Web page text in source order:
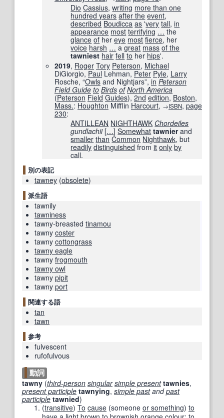
Dio Cassius,writing more than one
hundred years after the event,
described Boudicca as 'very tall,in
appearance most terrifying … the
glance of hereye most fierce, her
voice harsh … agreat mass of the
tawniest hair fell to her hips'.
2019, Roger Tory Peterson, Michael
DiGiorgio, Paul Lehman, Peter Pyle, Larry
Rosche, “Owls and Nightjars”, in Peterson
Field Guide to Birds of North America
(Peterson Field Guides), 2nd edition, Boston,
Mass.: Houghton Mifflin Harcourt, →ISBN, page
230:
ANTILLEAN NIGHTHAWK Chordeiles
gundlachii […] Somewhat tawnierand
smaller than Common Nighthawk, but
readily distinguished fromit only by
call.
別の表記
tawney (obsolete)
派生語
tawnily
tawniness
tawny-breasted tinamou
tawny coster
tawny cottongrass
tawny eagle
tawny frogmouth
tawny owl
tawny pipit
tawny port
関連する語
tan
tawn
参考
fulvescent
rufofulvous
動詞
tawny (third-person singular simple present tawnies,
present participle tawnying, simple pastandpast
participle tawnied)
(transitive) To cause (someone or something) to